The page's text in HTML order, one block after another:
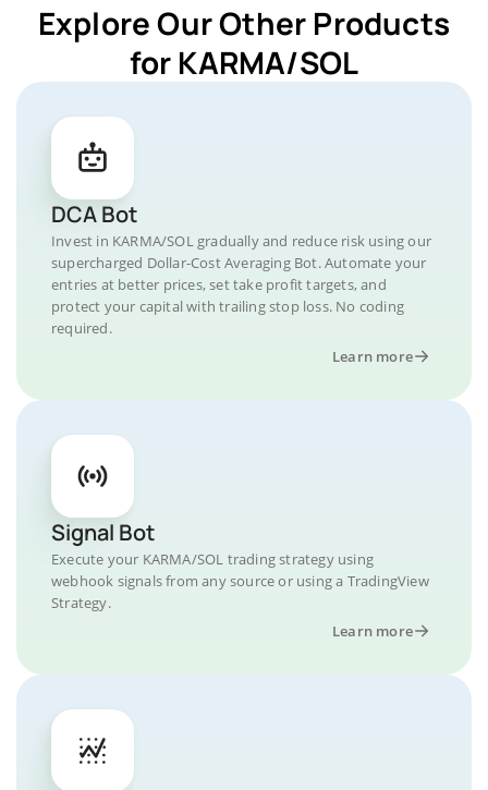
Explore Our Other Products
for KARMA/SOL
DCA Bot
Invest in KARMA/SOL gradually and reduce risk using our
supercharged Dollar-Cost Averaging Bot. Automate your
entries at better prices, set take profit targets, and
protect your capital with trailing stop loss. No coding
required.
Learn more
Signal Bot
Execute your KARMA/SOL trading strategy using
webhook signals from any source or using a TradingView
Strategy.
Learn more